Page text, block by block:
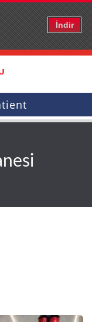
İndir